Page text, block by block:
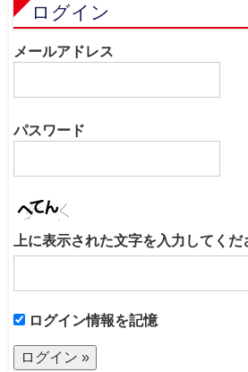
ログイン
メールアドレス
パスワード
上に表示された文字を入力してくだ
ログイン情報を記憶